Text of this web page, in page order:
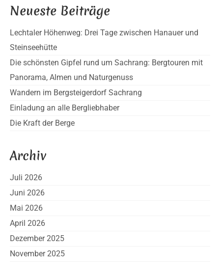
Neueste Beiträge
Lechtaler Höhenweg: Drei Tage zwischen Hanauer und
Steinseehütte
Die schönsten Gipfel rund um Sachrang: Bergtouren mit
Panorama, Almen und Naturgenuss
Wandern im Bergsteigerdorf Sachrang
Einladung an alle Bergliebhaber
Die Kraft der Berge
Archiv
Juli 2026
Juni 2026
Mai 2026
April 2026
Dezember 2025
November 2025